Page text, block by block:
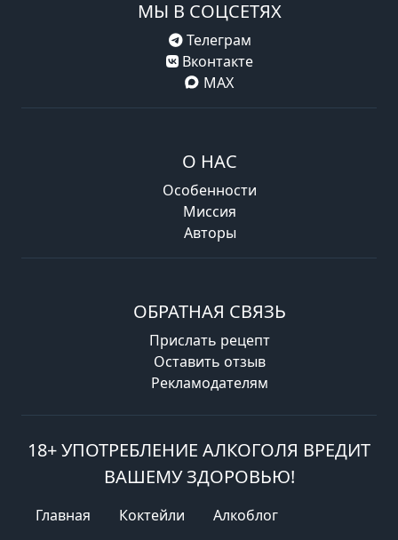
МЫ В СОЦСЕТЯХ
Телеграм
Вконтакте
MAX
О НАС
Особенности
Миссия
Авторы
ОБРАТНАЯ СВЯЗЬ
Прислать рецепт
Оставить отзыв
Рекламодателям
18+ УПОТРЕБЛЕНИЕ АЛКОГОЛЯ ВРЕДИТ
ВАШЕМУ ЗДОРОВЬЮ!
Главная Коктейли Алкоблог